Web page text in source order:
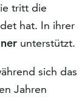
tritt die
hat. In ihrer
unterstützt.
sich das
Jahren